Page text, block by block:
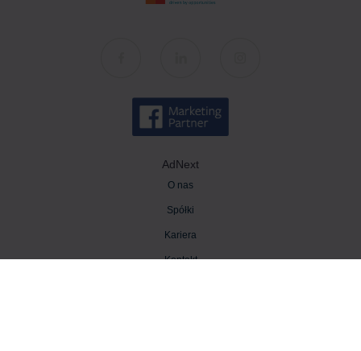
AdNext
O nas
Spółki
Kariera
Kontakt